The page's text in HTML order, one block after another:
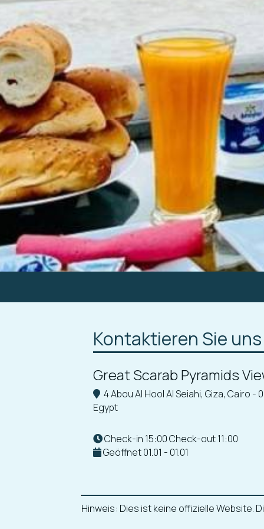
Kontaktieren Sie uns
Great Scarab Pyramids
4 Abou Al Hool Al Seiahi, Giza, Cairo -
Egypt
Check-in 15:00 Check-out 11:00
Geöffnet 01.01 - 01.01
Hinweis: Dies ist keine offizielle Website.